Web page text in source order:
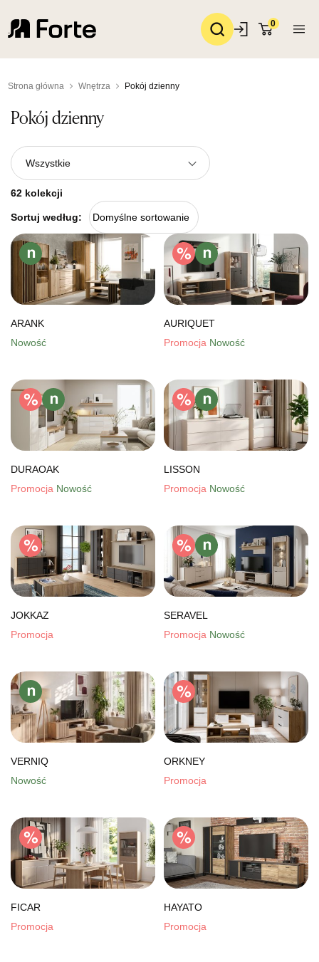
0
Strona główna Wnętrza Pokój dzienny
Pokój dzienny
Wszystkie
62 kolekcji
Sortuj według: Domyślne sortowanie
ARANK
Nowość
AURIQUET
Promocja Nowość
DURAOAK
Promocja Nowość
LISSON
Promocja Nowość
JOKKAZ
Promocja
SERAVEL
Promocja Nowość
VERNIQ
Nowość
ORKNEY
Promocja
FICAR
Promocja
HAYATO
Promocja